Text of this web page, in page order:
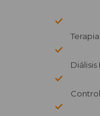
Diálisis